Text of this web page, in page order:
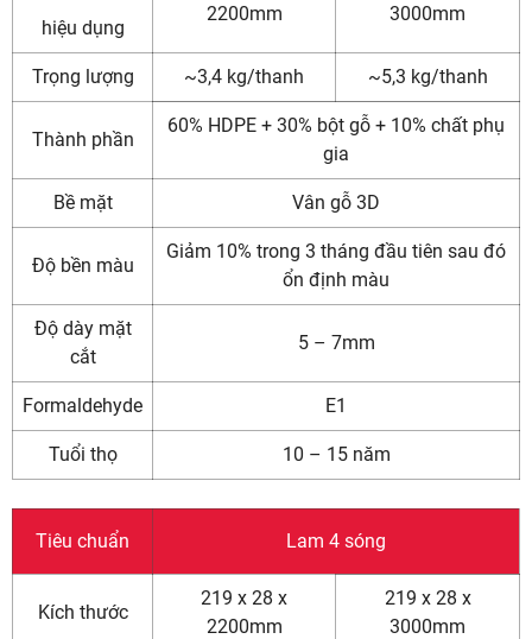
hiệu dụng
2200mm
3000mm
Trọng lượng ~3,4 kg/thanh ~5,3 kg/thanh
Thành phần
60% HDPE + 30% bột gỗ + 10% chất phụ
gia
Bề mặt Vân gỗ 3D
Độ bền màu
Giảm 10% trong 3 tháng đầu tiên sau đó
ổn định màu
Độ dày mặt
cắt
5 – 7mm
Formaldehyde E1
Tuổi thọ 10 – 15 năm
Tiêu chuẩn Lam 4 sóng
Kích thước
219 x 28 x
2200mm
219 x 28 x
3000mm